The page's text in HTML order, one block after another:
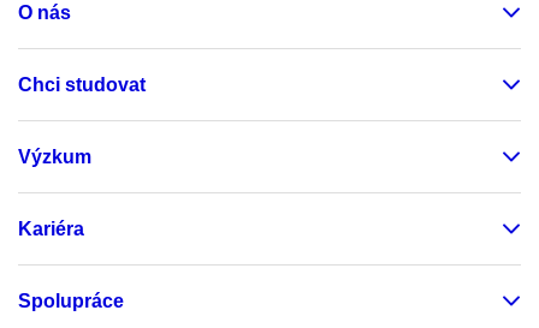
O nás
Chci studovat
Výzkum
Kariéra
Spolupráce